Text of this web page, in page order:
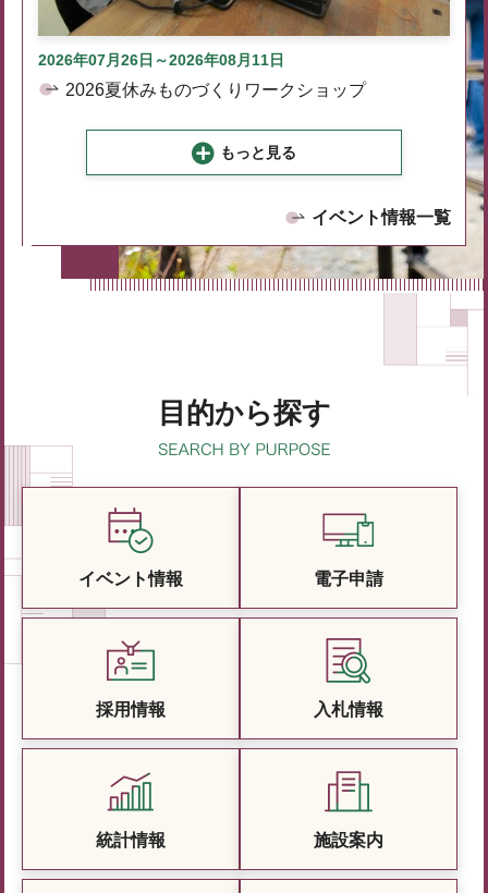
2026年07月26日～2026年08月11日
2026夏休みものづくりワークショップ
もっと見る
イベント情報一覧
目的から探す
イベント情報 電子申請
採用情報 入札情報
統計情報 施設案内